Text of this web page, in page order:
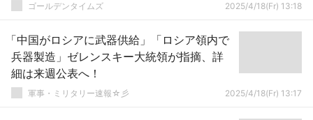
ゴールデンタイムズ 2025/4/18(Fr) 13:18
「中国がロシアに武器供給」「ロシア領内で
兵器製造」ゼレンスキー大統領が指摘、詳
細は来週公表へ！
軍事・ミリタリー速報☆彡 2025/4/18(Fr) 13:17